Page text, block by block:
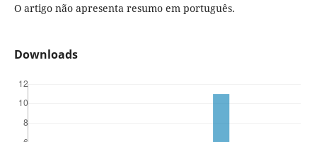
O artigo não apresenta resumo em português.
Downloads